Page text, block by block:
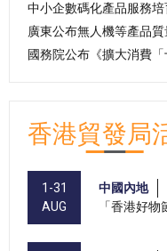
中小企數碼化產品服務
廣東公布無人機等產品質
國務院公布《擴大消費「
香港貿發局
1-31
AUG
中國內地
「香港好物